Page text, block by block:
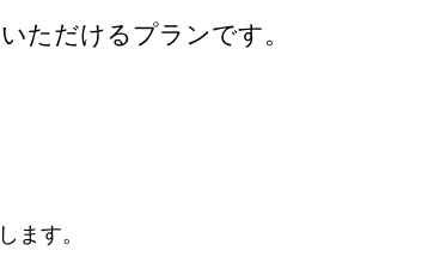
ただけるプランです。
ます。